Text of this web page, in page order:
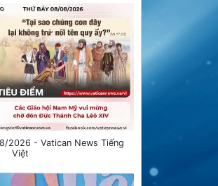
2026 - Vatican News Tiếng
Việt